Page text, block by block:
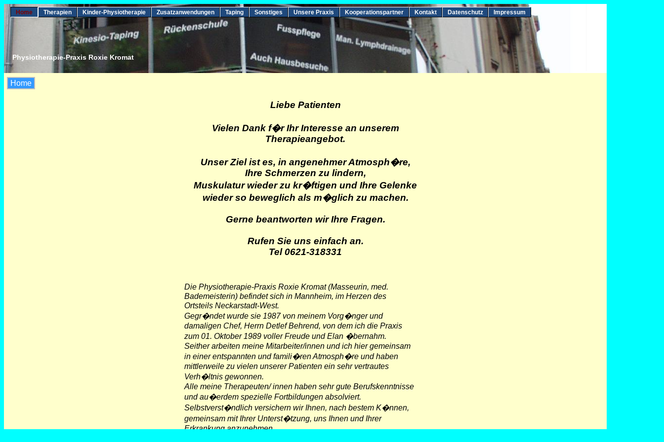
Home Therapien Kinder-Physiotherapie Zusatzanwendungen Taping Sonstiges Unsere Praxis Kooperationspartner Kontakt Datenschutz Impressum
Physiotherapie-Praxis Roxie Kromat
Home
Liebe Patienten
Vielen Dank f�r Ihr Interesse an unserem
Therapieangebot.
Unser Ziel ist es, in angenehmer Atmosph�re,
Ihre Schmerzen zu lindern,
Muskulatur wieder zu kr�ftigen und Ihre Gelenke
wieder so beweglich als m�glich zu machen.
Gerne beantworten wir Ihre Fragen.
Rufen Sie uns einfach an.
Tel 0621-318331
Die Physiotherapie-Praxis Roxie Kromat (Masseurin, med.
Bademeisterin) befindet sich in Mannheim, im Herzen des
Ortsteils Neckarstadt-West.
Gegr�ndet wurde sie 1987 von meinem Vorg�nger und
damaligen Chef, Herrn Detlef Behrend, von dem ich die Praxis
zum 01. Oktober 1989 voller Freude und Elan �bernahm.
Seither arbeiten meine Mitarbeiter/innen und ich hier gemeinsam
in einer entspannten und famili�ren Atmosph�re und haben
mittlerweile zu vielen unserer Patienten ein sehr vertrautes
Verh�ltnis gewonnen.
Alle meine Therapeuten/ innen haben sehr gute Berufskenntnisse
und au�erdem spezielle Fortbildungen absolviert.
Selbstverst�ndlich versichern wir Ihnen, nach bestem K�nnen,
gemeinsam mit Ihrer Unterst�tzung, uns Ihnen und Ihrer
Erkrankung anzunehmen.